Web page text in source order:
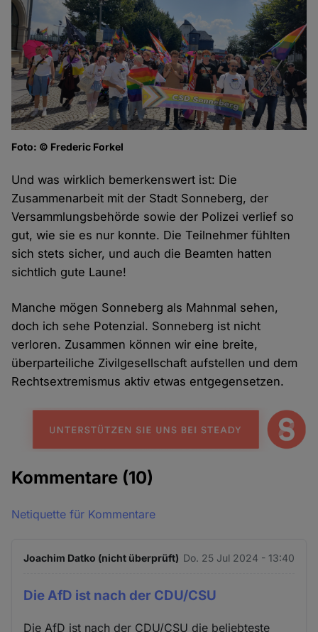
Foto: © Frederic Forkel
Und was wirklich bemerkenswert ist: Die
Zusammenarbeit mit der Stadt Sonneberg, der
Versammlungsbehörde sowie der Polizei verlief so
gut, wie sie es nur konnte. Die Teilnehmer fühlten
sich stets sicher, und auch die Beamten hatten
sichtlich gute Laune!
Manche mögen Sonneberg als Mahnmal sehen,
doch ich sehe Potenzial. Sonneberg ist nicht
verloren. Zusammen können wir eine breite,
überparteiliche Zivilgesellschaft aufstellen und dem
Rechtsextremismus aktiv etwas entgegensetzen.
Kommentare (10)
Netiquette für Kommentare
Joachim Datko (nicht überprüft) Do. 25 Jul 2024 - 13:40
Die AfD ist nach der CDU/CSU
Die AfD ist nach der CDU/CSU die beliebteste